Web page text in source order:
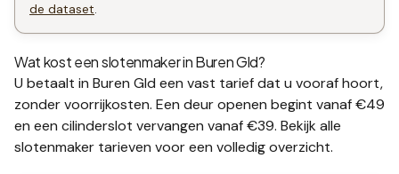
de dataset.
Wat kost een slotenmaker inBuren Gld?
U betaalt in Buren Gld een vast tarief dat u vooraf hoort,
zonder voorrijkosten. Een deur openen begint vanaf €49
en een cilinderslot vervangen vanaf €39. Bekijk alle
slotenmaker tarieven voor een volledig overzicht.